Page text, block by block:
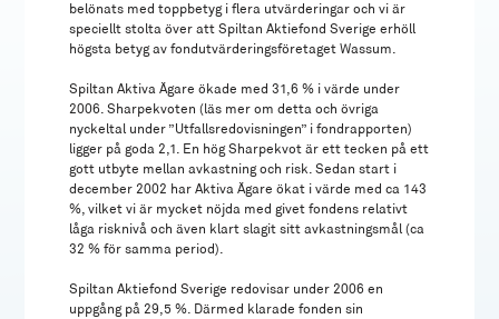
belönats med toppbetyg i flera utvärderingar och vi är
speciellt stolta över att Spiltan Aktiefond Sverige erhöll
högsta betyg av fondutvärderingsföretaget Wassum.
Spiltan Aktiva Ägare ökade med 31,6 % i värde under
2006. Sharpekvoten (läs mer om detta och övriga
nyckeltal under ”Utfallsredovisningen” i fondrapporten)
ligger på goda 2,1. En hög Sharpekvot är ett tecken på ett
gott utbyte mellan avkastning och risk. Sedan start i
december 2002 har Aktiva Ägare ökat i värde med ca 143
%, vilket vi är mycket nöjda med givet fondens relativt
låga risknivå och även klart slagit sitt avkastningsmål (ca
32 % för samma period).
Spiltan Aktiefond Sverige redovisar under 2006 en
uppgång på 29,5 %. Därmed klarade fonden sin